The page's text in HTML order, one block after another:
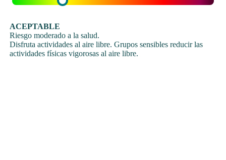
ACEPTABLE
Riesgo moderado a la salud.
Disfruta actividades al aire libre. Grupos sensibles reducir las
actividades físicas vigorosas al aire libre.